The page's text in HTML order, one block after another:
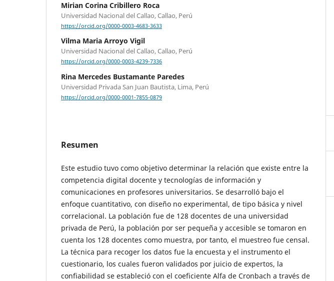
Mirian Corina Cribillero Roca
Universidad Nacional del Callao, Callao, Perú
https://orcid.org/0000-0003-4683-3633
Vilma Maria Arroyo Vigil
Universidad Nacional del Callao, Callao, Perú
https://orcid.org/0000-0003-4239-7336
Rina Mercedes Bustamante Paredes
Universidad Privada San Juan Bautista, Lima, Perú
https://orcid.org/0000-0001-7855-0879
Resumen
Este estudio tuvo como objetivo determinar la relación que existe entre la
competencia digital docente y tecnologías de información y
comunicaciones en profesores universitarios. Se desarrolló bajo el
enfoque cuantitativo, con diseño no experimental, de tipo básica y nivel
correlacional. La población fue de 128 docentes de una universidad
privada de Perú, la población por ser pequeña y accesible se tomaron en
cuenta los 128 docentes como muestra, por tanto, el muestreo fue censal.
La técnica para recoger los datos fue la encuesta y el instrumento el
cuestionario, los cuales fueron validados por juicio de expertos, la
confiabilidad se estableció con el coeficiente Alfa de Cronbach a través de